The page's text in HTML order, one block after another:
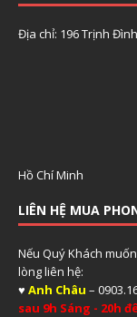
Địa chỉ: 196 Trịnh
Hồ Chí Minh
LIÊN HỆ MUA
Nếu Quý Khách
lòng liên hệ:
♥ Anh Châu –
sau 9h Sáng - 20h